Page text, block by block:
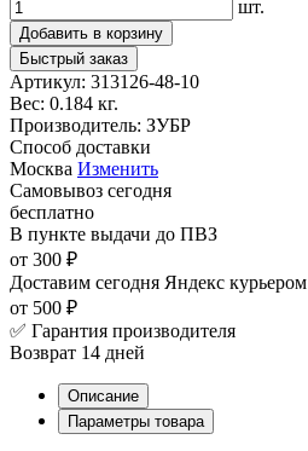
шт.
Добавить в корзину
Быстрый заказ
Артикул: 313126-48-10
Вес: 0.184 кг.
Производитель: ЗУБР
Способ доставки
Москва Изменить
Самовывоз сегодня
бесплатно
В пункте выдачи до ПВЗ
от 300 ₽
Доставим сегодня Яндекс курьером
от 500 ₽
✅ Гарантия производителя
Возврат 14 дней
Описание
Параметры товара